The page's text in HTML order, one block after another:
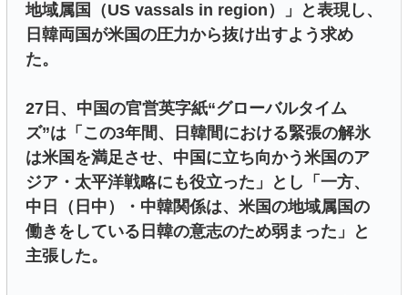
地域属国（US vassals in region）」と表現し、
日韓両国が米国の圧力から抜け出すよう求め
た。
27日、中国の官営英字紙“グローバルタイム
ズ”は「この3年間、日韓間における緊張の解氷
は米国を満足させ、中国に立ち向かう米国のア
ジア・太平洋戦略にも役立った」とし「一方、
中日（日中）・中韓関係は、米国の地域属国の
働きをしている日韓の意志のため弱まった」と
主張した。